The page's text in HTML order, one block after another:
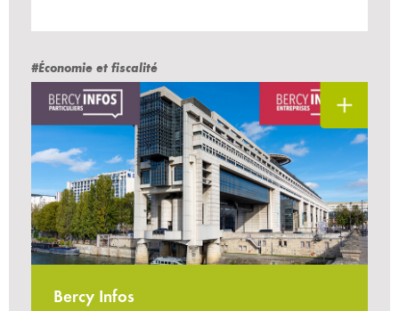
#Économie et fiscalité
Bercy Infos